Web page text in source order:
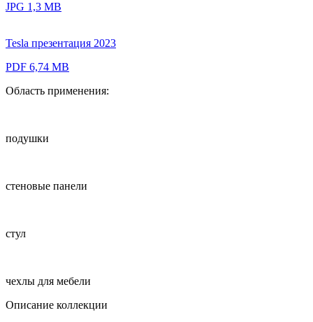
JPG 1,3 MB
Tesla презентация 2023
PDF 6,74 MB
Область применения:
подушки
стеновые панели
стул
чехлы для мебели
Описание коллекции